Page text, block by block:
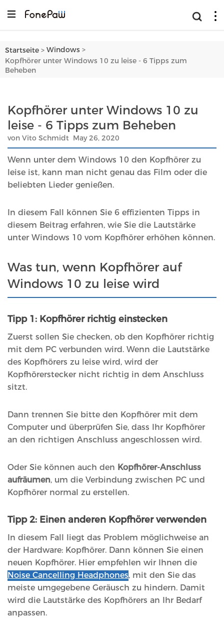
Startseite > Windows >
Kopfhörer unter Windows 10 zu leise - 6 Tipps zum
Beheben
Kopfhörer unter Windows 10 zu
leise - 6 Tipps zum Beheben
von Vito Schmidt May 26, 2020
Wenn unter dem Windows 10 den Kopfhörer zu
leise ist, kann man nicht genau das Film oder die
beliebten Lieder genießen.
In diesem Fall können Sie 6 effizienten Tipps in
diesem Beitrag erfahren, wie Sie die Lautstärke
unter Windows 10 vom Kopfhörer erhöhen können.
Was tun, wenn Kopfhörer auf
Windows 10 zu leise wird
Tipp 1: Kopfhörer richtig einstecken
Zuerst sollen Sie checken, ob den Kopfhörer richtig
mit dem PC verbunden wird. Wenn die Lautstärke
des Kopfhörers zu leise wird, wird der
Kopfhörerstecker nicht richtig in dem Anschluss
sitzt.
Dann trennen Sie bitte den Kopfhörer mit dem
Computer und überprüfen Sie, dass Ihr Kopfhörer
an den richtigen Anschluss angeschlossen wird.
Oder Sie können auch den Kopfhörer-Anschluss
aufräumen, um die Verbindung zwischen PC und
Kopfhörer normal zu erstellen.
Tipp 2: Einen anderen Kopfhörer verwenden
In diesem Fall liegt das Problem möglichweise an
der Hardware: Kopfhörer. Dann können Sie einen
neuen Kopfhörer. Hier empfehlen wir Ihnen die
Noise Cancelling Headphones, mit den Sie das
meiste umgegebene Geräusch zu hindern. Damit
wird die Lautstärke des Kopfhörers an Ihr Bedarf
anpassen.